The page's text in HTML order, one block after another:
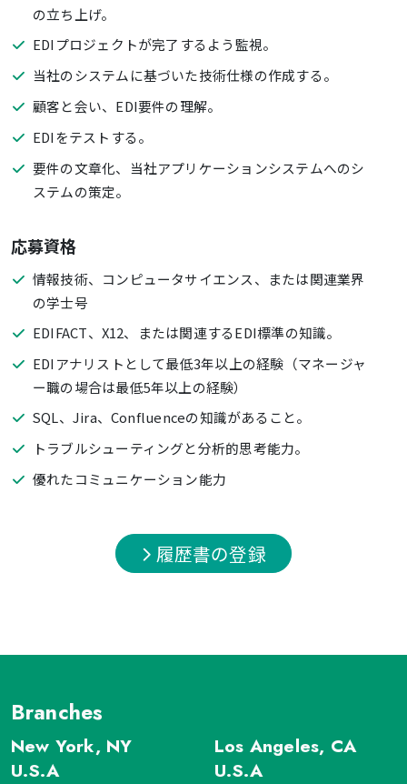
の立ち上げ。
EDIプロジェクトが完了するよう監視。
当社のシステムに基づいた技術仕様の作成する。
顧客と会い、EDI要件の理解。
EDIをテストする。
要件の文章化、当社アプリケーションシステムへのシ
ステムの策定。
応募資格
情報技術、コンピュータサイエンス、または関連業界
の学士号
EDIFACT、X12、または関連するEDI標準の知識。
EDIアナリストとして最低3年以上の経験（マネージャ
ー職の場合は最低5年以上の経験）
SQL、Jira、Confluenceの知識があること。
トラブルシューティングと分析的思考能力。
優れたコミュニケーション能力
履歴書の登録
Branches
New York, NY
U.S.A
Los Angeles, CA
U.S.A